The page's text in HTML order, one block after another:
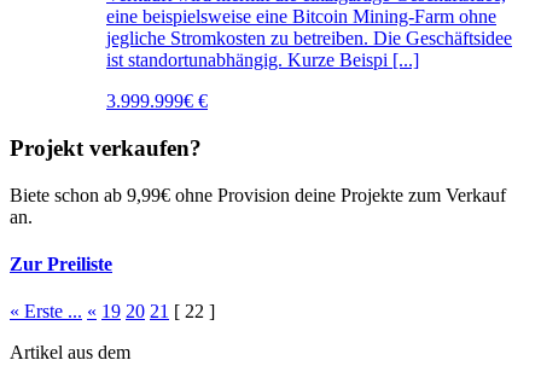
eine beispielsweise eine Bitcoin Mining-Farm ohne
jegliche Stromkosten zu betreiben. Die Geschäftsidee
ist standortunabhängig. Kurze Beispi [...]
3.999.999€ €
Projekt verkaufen?
Biete schon ab 9,99€ ohne Provision deine Projekte zum Verkauf
an.
Zur Preiliste
« Erste ... « 19 20 21 [ 22 ]
Artikel aus dem